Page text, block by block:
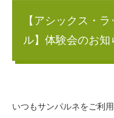
【アシックス・
ル】体験会のお知
いつもサンパルネをご利